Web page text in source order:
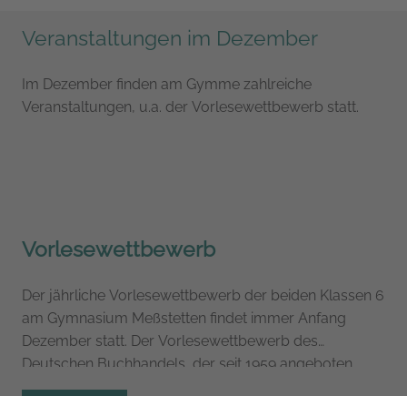
Veranstaltungen im Dezember
Im Dezember finden am Gymme zahlreiche
Veranstaltungen, u.a. der Vorlesewettbewerb statt.
Vorlesewettbewerb
Der jährliche Vorlesewettbewerb der beiden Klassen 6
am Gymnasium Meßstetten findet immer Anfang
Dezember statt. Der Vorlesewettbewerb des
Deutschen Buchhandels, der seit 1959 angeboten
wird, steht unter der Schirmherrschaft des